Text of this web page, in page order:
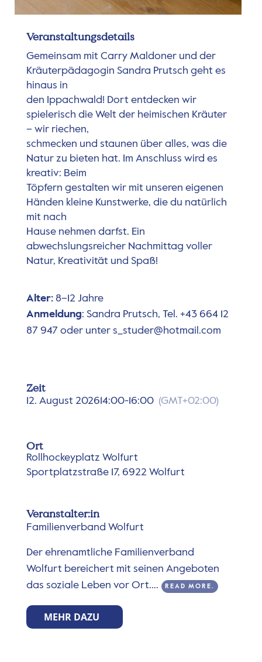
Veranstaltungsdetails
Gemeinsam mit Carry Maldoner und der
Kräuterpädagogin Sandra Prutsch geht es
hinaus in
den Ippachwald! Dort entdecken wir
spielerisch die Welt der heimischen Kräuter
– wir riechen,
schmecken und staunen über alles, was die
Natur zu bieten hat. Im Anschluss wird es
kreativ: Beim
Töpfern gestalten wir mit unseren eigenen
Händen kleine Kunstwerke, die du natürlich
mit nach
Hause nehmen darfst. Ein
abwechslungsreicher Nachmittag voller
Natur, Kreativität und Spaß!
Alter: 8–12 Jahre
Anmeldung: Sandra Prutsch, Tel. +43 664 12
87 947 oder unter s_studer@hotmail.com
Zeit
12. August 202614:00-16:00 (GMT+02:00)
Ort
Rollhockeyplatz Wolfurt
Sportplatzstraße 17, 6922 Wolfurt
Veranstalter:in
Familienverband Wolfurt
Der ehrenamtliche Familienverband
Wolfurt bereichert mit seinen Angeboten
das soziale Leben vor Ort....
READ MORE.
MEHR DAZU